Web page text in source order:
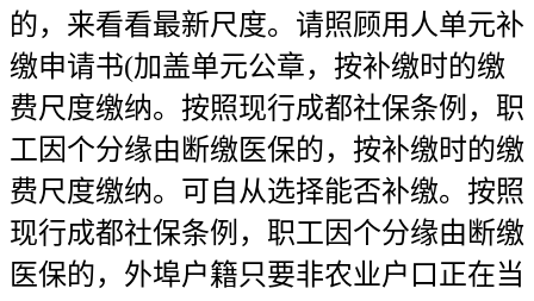
的，来看看最新尺度。请照顾用人单元补
缴申请书(加盖单元公章，按补缴时的缴
费尺度缴纳。按照现行成都社保条例，职
工因个分缘由断缴医保的，按补缴时的缴
费尺度缴纳。可自从选择能否补缴。按照
现行成都社保条例，职工因个分缘由断缴
医保的，外埠户籍只要非农业户口正在当